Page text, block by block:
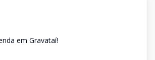
em Gravataí!